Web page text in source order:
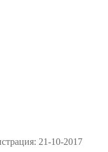
21-10-2017